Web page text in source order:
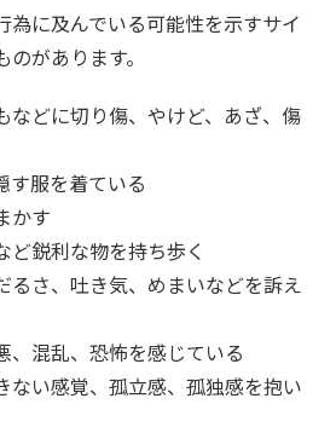
為に及んでいる可能性を示すサイ
があります。
などに切り傷、やけど、あざ、傷
服を着ている
かす
鋭利な物を持ち歩く
るさ、吐き気、めまいなどを訴え
混乱、恐怖を感じている
ない感覚、孤立感、孤独感を抱い